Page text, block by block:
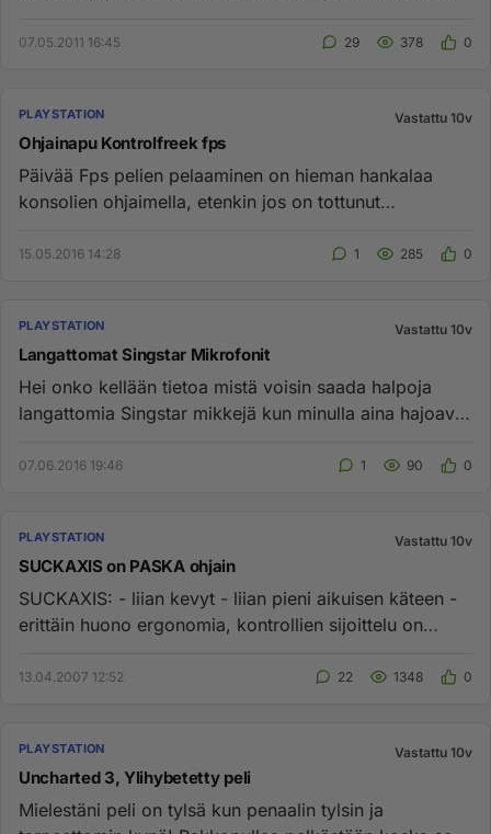
07.05.2011 16:45 29 378 0
PLAYSTATION Vastattu 10v
Ohjainapu Kontrolfreek fps
Päivää Fps pelien pelaaminen on hieman hankalaa
konsolien ohjaimella, etenkin jos on tottunut
15.05.2016 14:28 1 285 0
PLAYSTATION Vastattu 10v
Langattomat Singstar Mikrofonit
Hei onko kellään tietoa mistä voisin saada halpoja
langattomia Singstar mikkejä kun minulla aina hajoavat
07.06.2016 19:46 1 90 0
PLAYSTATION Vastattu 10v
SUCKAXIS on PASKA ohjain
SUCKAXIS: - liian kevyt - liian pieni aikuisen käteen -
erittäin huono ergonomia, kontrollien sijoittelu on
13.04.2007 12:52 22 1348 0
PLAYSTATION Vastattu 10v
Uncharted 3, Ylihybetetty peli
Mielestäni peli on tylsä kun penaalin tylsin ja